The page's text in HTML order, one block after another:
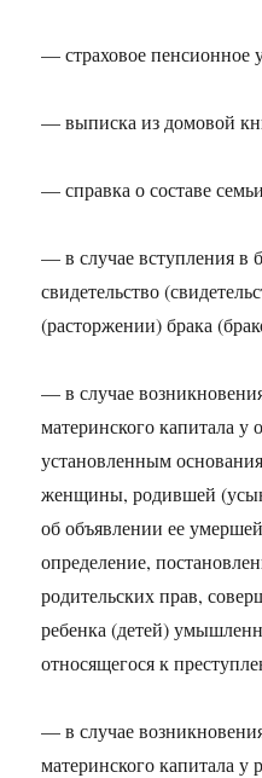
— страховое
— выписка из домовой
— справка о составе
— в случае вступления в
свидетельство
(расторжении) брака
— в случае
материнского капитала у
установленным
женщины, родившей
об объявлении ее
определение,
родительских прав,
ребенка (детей)
относящегося к
— в случае
материнского капитала у